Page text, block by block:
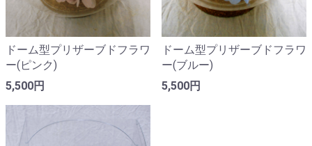
ドーム型プリザーブドフラワ
ー(ピンク)
5,500円
ドーム型プリザーブドフラワ
ー(ブルー)
5,500円